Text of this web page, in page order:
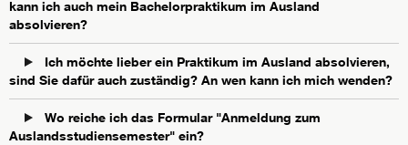
kann ich auch mein Bachelorpraktikum im Ausland
absolvieren?
Ich möchte lieber ein Praktikum im Ausland absolvieren,
sind Sie dafür auch zuständig? An wen kann ich mich wenden?
Wo reiche ich das Formular "Anmeldung zum
Auslandsstudiensemester" ein?